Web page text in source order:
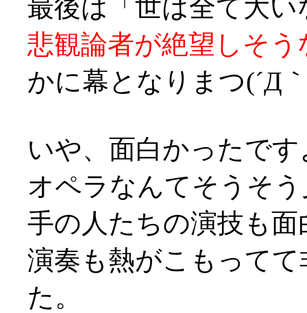
最後は「世は全て大
悲観論者が絶望しそう
かに幕となりまつ(´Д
いや、面白かったです
オペラなんてそうそ
手の人たちの演技も
演奏も熱がこもって
た。